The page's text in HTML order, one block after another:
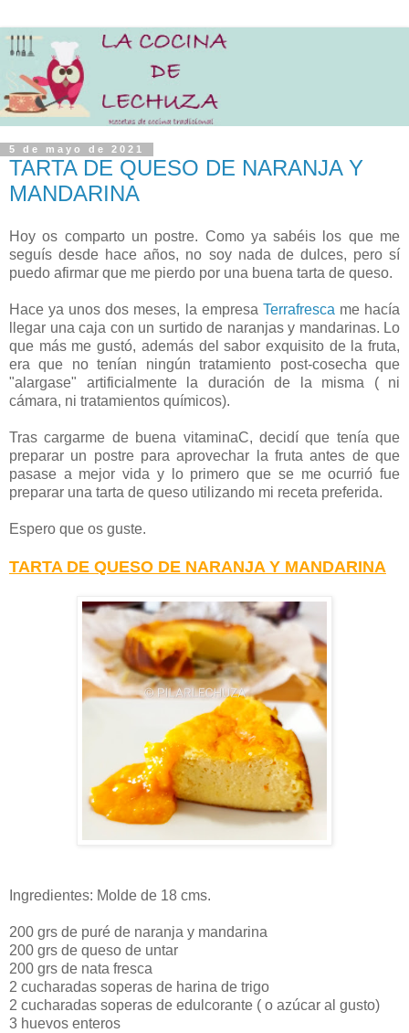
5 de mayo de 2021
TARTA DE QUESO DE NARANJA Y
MANDARINA
Hoy os comparto un postre. Como ya sabéis los que me
seguís desde hace años, no soy nada de dulces, pero sí
puedo afirmar que me pierdo por una buena tarta de queso.
Hace ya unos dos meses, la empresa Terrafresca me hacía
llegar una caja con un surtido de naranjas y mandarinas. Lo
que más me gustó, además del sabor exquisito de la fruta,
era que no tenían ningún tratamiento post-cosecha que
"alargase" artificialmente la duración de la misma ( ni
cámara, ni tratamientos químicos).
Tras cargarme de buena vitaminaC, decidí que tenía que
preparar un postre para aprovechar la fruta antes de que
pasase a mejor vida y lo primero que se me ocurrió fue
preparar una tarta de queso utilizando mi receta preferida.
Espero que os guste.
TARTA DE QUESO DE NARANJA Y MANDARINA
Ingredientes: Molde de 18 cms.
200 grs de puré de naranja y mandarina
200 grs de queso de untar
200 grs de nata fresca
2 cucharadas soperas de harina de trigo
2 cucharadas soperas de edulcorante ( o azúcar al gusto)
3 huevos enteros